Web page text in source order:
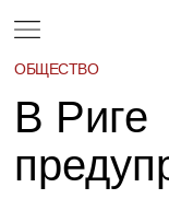
ОБЩЕСТВО
В Риге